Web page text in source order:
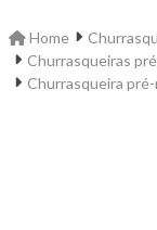
Home
Churrasqueiras
Churrasqueira